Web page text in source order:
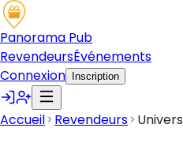
Panorama Pub
RevendeursÉvénements
Connexion
Inscription
Accueil Revendeurs